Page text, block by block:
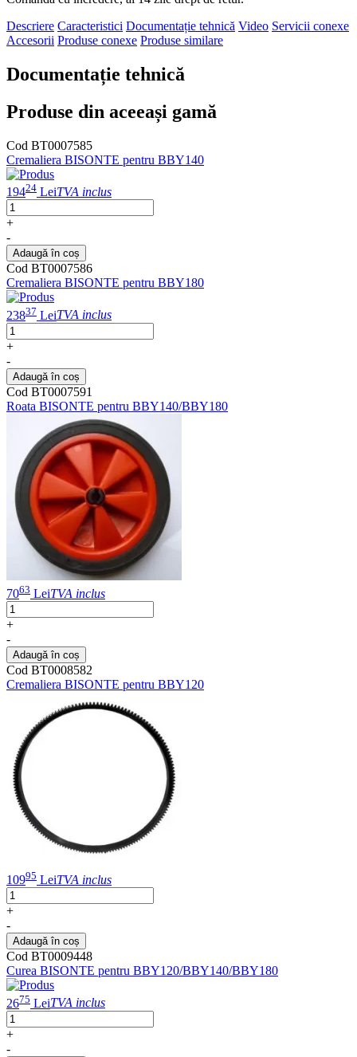
Descriere Caracteristici Documentație tehnică Video Servicii conexe
Accesorii Produse conexe Produse similare
Documentație tehnică
Produse din aceeași gamă
Cod BT0007585
Cremaliera BISONTE pentru BBY140
19424 LeiTVA inclus
+
-
Adaugă în coș
Cod BT0007586
Cremaliera BISONTE pentru BBY180
23837 LeiTVA inclus
+
-
Adaugă în coș
Cod BT0007591
Roata BISONTE pentru BBY140/BBY180
7063 LeiTVA inclus
+
-
Adaugă în coș
Cod BT0008582
Cremaliera BISONTE pentru BBY120
10995 LeiTVA inclus
+
-
Adaugă în coș
Cod BT0009448
Curea BISONTE pentru BBY120/BBY140/BBY180
2675 LeiTVA inclus
+
-